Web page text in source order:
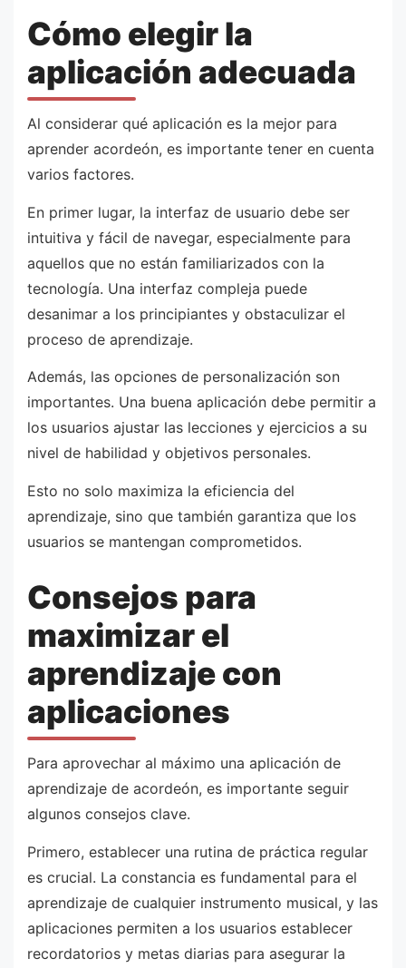
Cómo elegir la
aplicación adecuada
Al considerar qué aplicación es la mejor para
aprender acordeón, es importante tener en cuenta
varios factores.
En primer lugar, la interfaz de usuario debe ser
intuitiva y fácil de navegar, especialmente para
aquellos que no están familiarizados con la
tecnología. Una interfaz compleja puede
desanimar a los principiantes y obstaculizar el
proceso de aprendizaje.
Además, las opciones de personalización son
importantes. Una buena aplicación debe permitir a
los usuarios ajustar las lecciones y ejercicios a su
nivel de habilidad y objetivos personales.
Esto no solo maximiza la eficiencia del
aprendizaje, sino que también garantiza que los
usuarios se mantengan comprometidos.
Consejos para
maximizar el
aprendizaje con
aplicaciones
Para aprovechar al máximo una aplicación de
aprendizaje de acordeón, es importante seguir
algunos consejos clave.
Primero, establecer una rutina de práctica regular
es crucial. La constancia es fundamental para el
aprendizaje de cualquier instrumento musical, y las
aplicaciones permiten a los usuarios establecer
recordatorios y metas diarias para asegurar la